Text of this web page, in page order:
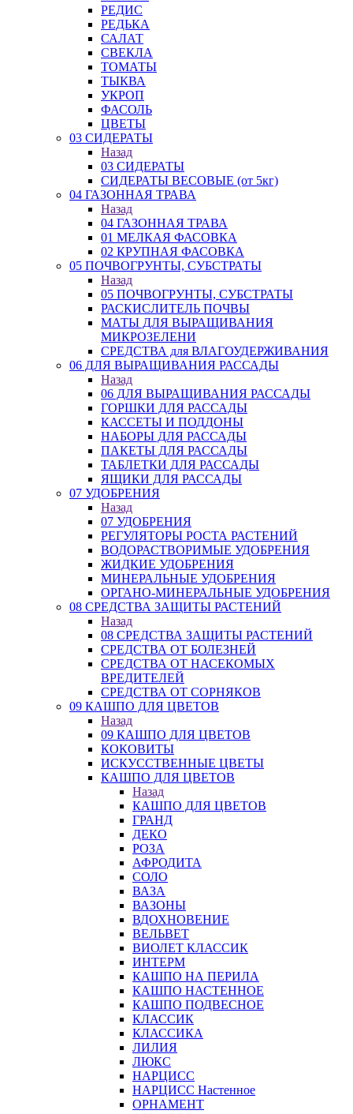
РЕДИС
РЕДЬКА
САЛАТ
СВЕКЛА
ТОМАТЫ
ТЫКВА
УКРОП
ФАСОЛЬ
ЦВЕТЫ
03 СИДЕРАТЫ
Назад
03 СИДЕРАТЫ
СИДЕРАТЫ ВЕСОВЫЕ (от 5кг)
04 ГАЗОННАЯ ТРАВА
Назад
04 ГАЗОННАЯ ТРАВА
01 МЕЛКАЯ ФАСОВКА
02 КРУПНАЯ ФАСОВКА
05 ПОЧВОГРУНТЫ, СУБСТРАТЫ
Назад
05 ПОЧВОГРУНТЫ, СУБСТРАТЫ
РАСКИСЛИТЕЛЬ ПОЧВЫ
МАТЫ ДЛЯ ВЫРАЩИВАНИЯ
МИКРОЗЕЛЕНИ
СРЕДСТВА для ВЛАГОУДЕРЖИВАНИЯ
06 ДЛЯ ВЫРАЩИВАНИЯ РАССАДЫ
Назад
06 ДЛЯ ВЫРАЩИВАНИЯ РАССАДЫ
ГОРШКИ ДЛЯ РАССАДЫ
КАССЕТЫ И ПОДДОНЫ
НАБОРЫ ДЛЯ РАССАДЫ
ПАКЕТЫ ДЛЯ РАССАДЫ
ТАБЛЕТКИ ДЛЯ РАССАДЫ
ЯЩИКИ ДЛЯ РАССАДЫ
07 УДОБРЕНИЯ
Назад
07 УДОБРЕНИЯ
РЕГУЛЯТОРЫ РОСТА РАСТЕНИЙ
ВОДОРАСТВОРИМЫЕ УДОБРЕНИЯ
ЖИДКИЕ УДОБРЕНИЯ
МИНЕРАЛЬНЫЕ УДОБРЕНИЯ
ОРГАНО-МИНЕРАЛЬНЫЕ УДОБРЕНИЯ
08 СРЕДСТВА ЗАЩИТЫ РАСТЕНИЙ
Назад
08 СРЕДСТВА ЗАЩИТЫ РАСТЕНИЙ
СРЕДСТВА ОТ БОЛЕЗНЕЙ
СРЕДСТВА ОТ НАСЕКОМЫХ
ВРЕДИТЕЛЕЙ
СРЕДСТВА ОТ СОРНЯКОВ
09 КАШПО ДЛЯ ЦВЕТОВ
Назад
09 КАШПО ДЛЯ ЦВЕТОВ
КОКОВИТЫ
ИСКУССТВЕННЫЕ ЦВЕТЫ
КАШПО ДЛЯ ЦВЕТОВ
Назад
КАШПО ДЛЯ ЦВЕТОВ
ГРАНД
ДЕКО
РОЗА
АФРОДИТА
СОЛО
ВАЗА
ВАЗОНЫ
ВДОХНОВЕНИЕ
ВЕЛЬВЕТ
ВИОЛЕТ КЛАССИК
ИНТЕРМ
КАШПО НА ПЕРИЛА
КАШПО НАСТЕННОЕ
КАШПО ПОДВЕСНОЕ
КЛАССИК
КЛАССИКА
ЛИЛИЯ
ЛЮКС
НАРЦИСС
НАРЦИСС Настенное
ОРНАМЕНТ